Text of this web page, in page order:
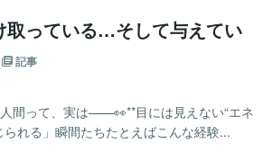
取っている…そして与えてい
記事
間って、実は——👀**目には見えない“エネ
れる」瞬間たちたとえばこんな経験...